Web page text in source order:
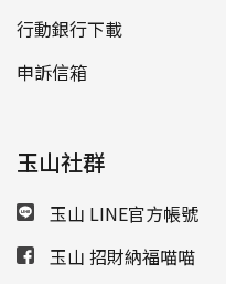
行動銀行下載
申訴信箱
玉山社群
玉山 LINE官方帳號
玉山 招財納福喵喵